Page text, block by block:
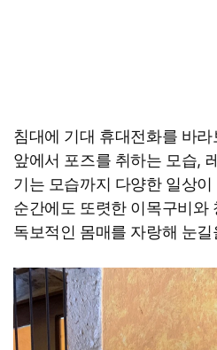
침대에 기대 휴대전화를 바
앞에서 포즈를 취하는 모습,
기는 모습까지 다양한 일상
순간에도 또렷한 이목구비와
독보적인 몸매를 자랑해 눈길